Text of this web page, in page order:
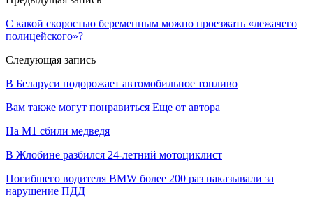
С какой скоростью беременным можно проезжать «лежачего
полицейского»?
Следующая запись
В Беларуси подорожает автомобильное топливо
Вам также могут понравиться Еще от автора
На М1 сбили медведя
В Жлобине разбился 24-летний мотоциклист
Погибшего водителя BMW более 200 раз наказывали за
нарушение ПДД